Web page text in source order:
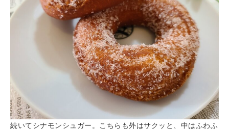
続いてシナモンシュガー。こちらも外はサクッと、中はふわふ